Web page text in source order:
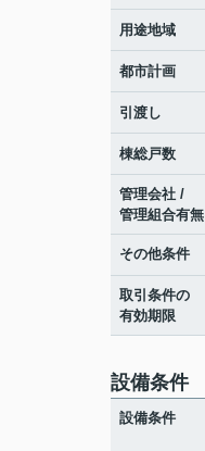
用途地域
都市計画
引渡し
棟総戸数
管理会社 /
管理組合有無
その他条件
取引条件の
有効期限
設備条件
設備条件